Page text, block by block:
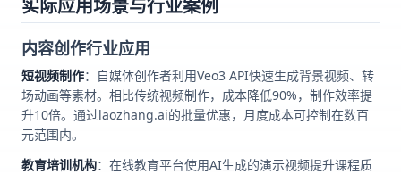
实际应用场景与行业案例
内容创作行业应用
短视频制作：自媒体创作者利用Veo3 API快速生成背景视频、转
场动画等素材。相比传统视频制作，成本降低90%，制作效率提
升10倍。通过laozhang.ai的批量优惠，月度成本可控制在数百
元范围内。
教育培训机构：在线教育平台使用AI生成的演示视频提升课程质